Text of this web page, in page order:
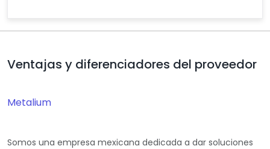
Ventajas y diferenciadores del proveedor
Metalium
Somos una empresa mexicana dedicada a dar soluciones